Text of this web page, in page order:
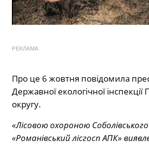
РЕКЛАМА
Про це 6 жовтня повідомила
Державної екологічної інспекції
округу.
«Лісовою охороною
«Романівський лісгосп АПК»